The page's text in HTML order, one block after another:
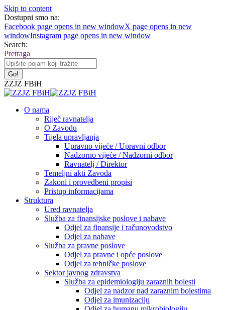
Skip to content
Dostupni smo na:
Facebook page opens in new windowX page opens in new
windowInstagram page opens in new window
Search:
Pretraga
ZZJZ FBiH
O nama
Riječ ravnatelja
O Zavodu
Tijela upravljanja
Upravno vijeće / Upravni odbor
Nadzorno vijeće / Nadzorni odbor
Ravnatelj / Direktor
Temeljni akti Zavoda
Zakoni i provedbeni propisi
Pristup informacijama
Struktura
Ured ravnatelja
Služba za finansijske poslove i nabave
Odjel za finansije i računovodstvo
Odjel za nabave
Služba za pravne poslove
Odjel za pravne i opće poslove
Odjel za tehničke poslove
Sektor javnog zdravstva
Služba za epidemiologiju zaraznih bolesti
Odjel za nadzor nad zaraznim bolestima
Odjel za imunizaciju